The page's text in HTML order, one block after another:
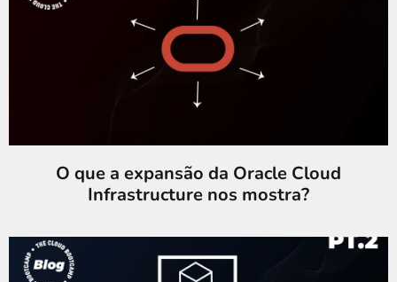
O que a expansão da Oracle Cloud
Infrastructure nos mostra?